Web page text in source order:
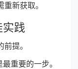
新获取。
践
提。
最重要的一步。